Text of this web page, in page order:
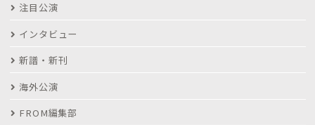
注目公演
インタビュー
新譜・新刊
海外公演
FROM編集部